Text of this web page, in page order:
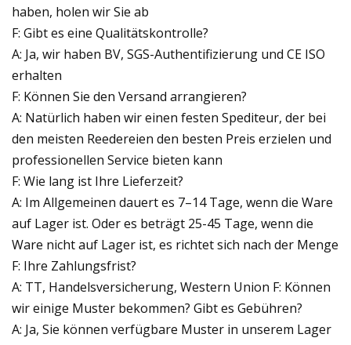
haben, holen wir Sie ab
F: Gibt es eine Qualitätskontrolle?
A: Ja, wir haben BV, SGS-Authentifizierung und CE ISO
erhalten
F: Können Sie den Versand arrangieren?
A: Natürlich haben wir einen festen Spediteur, der bei
den meisten Reedereien den besten Preis erzielen und
professionellen Service bieten kann
F: Wie lang ist Ihre Lieferzeit?
A: Im Allgemeinen dauert es 7–14 Tage, wenn die Ware
auf Lager ist. Oder es beträgt 25-45 Tage, wenn die
Ware nicht auf Lager ist, es richtet sich nach der Menge
F: Ihre Zahlungsfrist?
A: TT, Handelsversicherung, Western Union F: Können
wir einige Muster bekommen? Gibt es Gebühren?
A: Ja, Sie können verfügbare Muster in unserem Lager